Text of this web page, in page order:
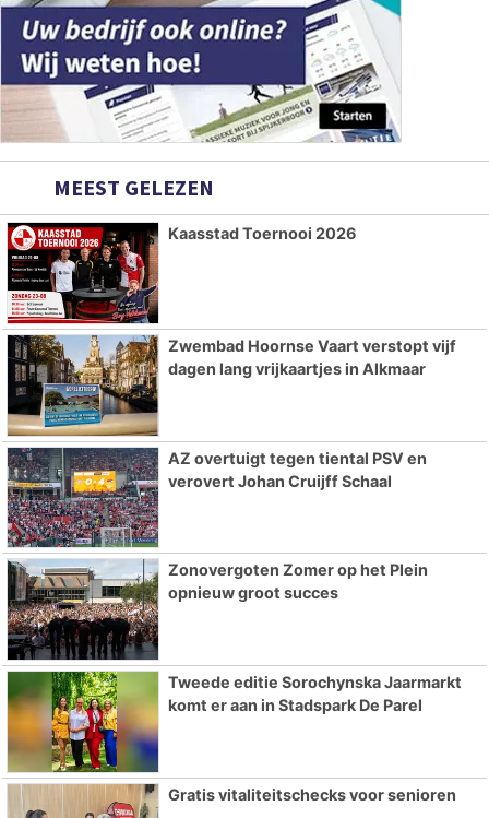
MEEST GELEZEN
Kaasstad Toernooi 2026
Zwembad Hoornse Vaart verstopt vijf
dagen lang vrijkaartjes in Alkmaar
AZ overtuigt tegen tiental PSV en
verovert Johan Cruijff Schaal
Zonovergoten Zomer op het Plein
opnieuw groot succes
Tweede editie Sorochynska Jaarmarkt
komt er aan in Stadspark De Parel
Gratis vitaliteitschecks voor senioren